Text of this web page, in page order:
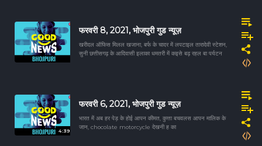
फरवरी 8, 2021, भोजपुरी गुड न्यूज़
खरीदल ऑफिस मिलल खजाना, बर्फ के चादर में लपटाइल तारादेवी स्टेशन,
सुनी छत्तीसगढ़ के आदिवासी इलाका धमतरी में कइसे बढ़ रहल बा पर्यटन
4:39
फरवरी 6, 2021, भोजपुरी गुड न्यूज़
भारत में अब हर पेड़ के होई आपन कीमत, कुत्ता बचवलस आपन मालिक के
जान, chocolate motorcycle देखनी ह का